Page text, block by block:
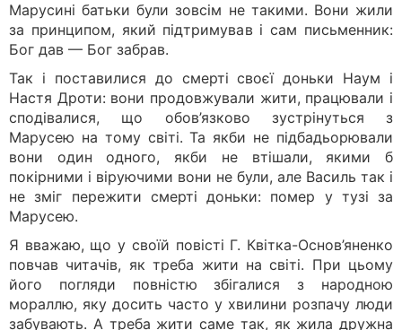
Марусині батьки були зовсім не такими. Вони жили
за принципом, який підтримував і сам письменник:
Бог дав — Бог забрав.
Так і поставилися до смерті своєї доньки Наум і
Настя Дроти: вони продовжували жити, працювали і
сподівалися, що обов’язково зустрінуться з
Марусею на тому світі. Та якби не підбадьорювали
вони один одного, якби не втішали, якими б
покірними і віруючими вони не були, але Василь так і
не зміг пережити смерті доньки: помер у тузі за
Марусею.
Я вважаю, що у своїй повісті Г. Квітка-Основ’яненко
повчав читачів, як треба жити на світі. При цьому
його погляди повністю збігалися з народною
мораллю, яку досить часто у хвилини розпачу люди
забувають. А треба жити саме так, як жила дружна